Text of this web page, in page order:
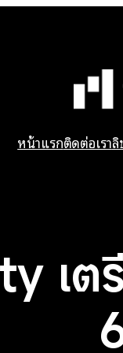
หน้าแรกติดต่อเรา
เ